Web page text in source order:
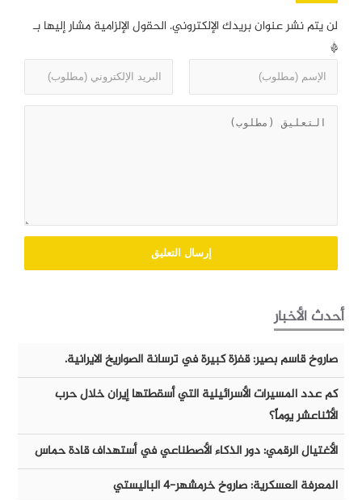
لن يتم نشر عنوان بريدك الإلكتروني. الحقول الإلزامية مشار إليها بـ
*
أحدث الأخبار
صاروخ قاسم بصير: قفزة كبيرة في ترسانة الصواريخ الايرانية.
كم عدد المسيرات الأسرائيلية التي أسقطتها إيران خلال حرب
الأثناعشر يوماً؟
الأغتيال الرقمي: دور الذكاء الأصطناعي في أستهداف قادة حماس
المعرفة العسكرية: صاروخ خرمشهر-٤ الباليستي